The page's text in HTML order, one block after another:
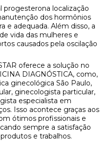
progesterona localização
dos hormônios
e adequada. Além disso, a
vida das mulheres e
causados pela oscilação
oferece a solução no
DIAGNÓSTICA, como,
ginecológica São Paulo,
ginecologista particular,
especialista em
Isso acontece graças aos
ótimos profissionais e
sempre a satisfação
e trabalhos.